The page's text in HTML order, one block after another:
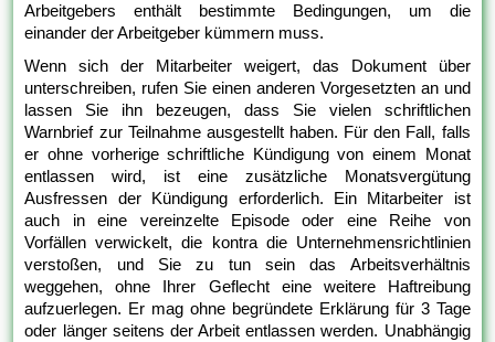
Arbeitgebers enthält bestimmte Bedingungen, um die
einander der Arbeitgeber kümmern muss.
Wenn sich der Mitarbeiter weigert, das Dokument über
unterschreiben, rufen Sie einen anderen Vorgesetzten an und
lassen Sie ihn bezeugen, dass Sie vielen schriftlichen
Warnbrief zur Teilnahme ausgestellt haben. Für den Fall, falls
er ohne vorherige schriftliche Kündigung von einem Monat
entlassen wird, ist eine zusätzliche Monatsvergütung
Ausfressen der Kündigung erforderlich. Ein Mitarbeiter ist
auch in eine vereinzelte Episode oder eine Reihe von
Vorfällen verwickelt, die kontra die Unternehmensrichtlinien
verstoßen, und Sie zu tun sein das Arbeitsverhältnis
weggehen, ohne Ihrer Geflecht eine weitere Haftreibung
aufzuerlegen. Er mag ohne begründete Erklärung für 3 Tage
oder länger seitens der Arbeit entlassen werden. Unabhängig